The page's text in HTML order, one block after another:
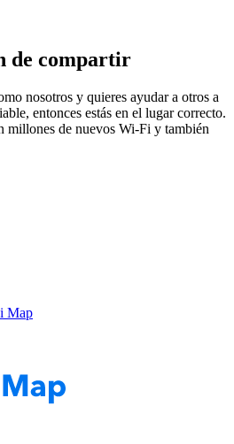
de compartir
nosotros y quieres ayudar a otros a
entonces estás en el lugar correcto.
millones de nuevos Wi-Fi y también
Map